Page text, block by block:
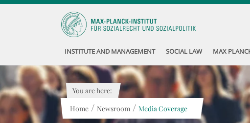
INSTITUTE AND MANAGEMENT SOCIAL LAW MAX
You are here:
Home / Newsroom / Media Coverage